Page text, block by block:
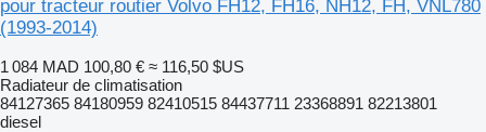
pour tracteur routier Volvo FH12, FH16, NH12, FH, VNL780
(1993-2014)
1 084 MAD 100,80 € ≈ 116,50 $US
Radiateur de climatisation
84127365 84180959 82410515 84437711 23368891 82213801
diesel